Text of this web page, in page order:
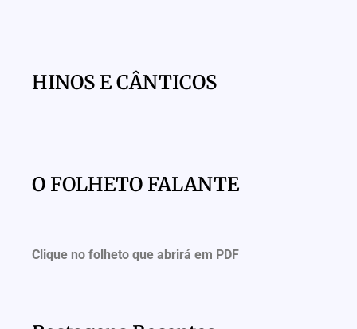
HINOS E CÂNTICOS
O FOLHETO FALANTE
Clique no folheto que abrirá em PDF